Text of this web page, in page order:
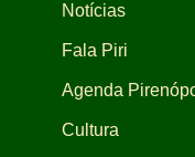
Notícias
Fala Piri
Agenda
Cultura